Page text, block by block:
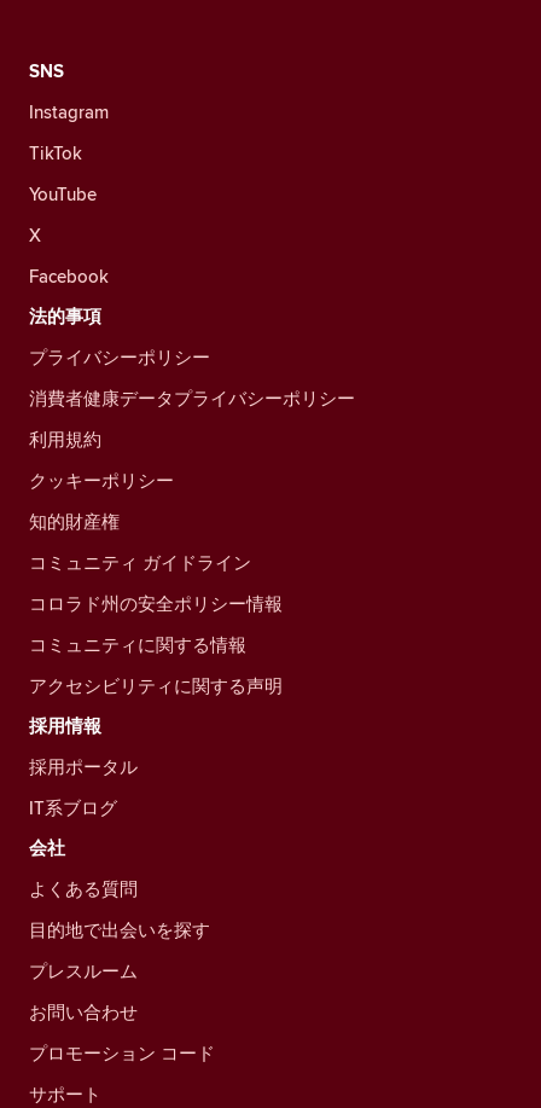
SNS
Instagram
TikTok
YouTube
X
Facebook
法的事項
プライバシーポリシー
消費者健康データプライバシーポリシー
利用規約
クッキーポリシー
知的財産権
コミュニティ ガイドライン
コロラド州の安全ポリシー情報
コミュニティに関する情報
アクセシビリティに関する声明
採用情報
採用ポータル
IT系ブログ
会社
よくある質問
目的地で出会いを探す
プレスルーム
お問い合わせ
プロモーション コード
サポート